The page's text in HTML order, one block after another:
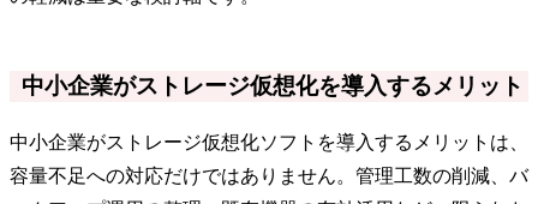
中小企業がストレージ仮想化を導入するメリット
中小企業がストレージ仮想化ソフトを導入するメリットは、
容量不足への対応だけではありません。管理工数の削減、バ